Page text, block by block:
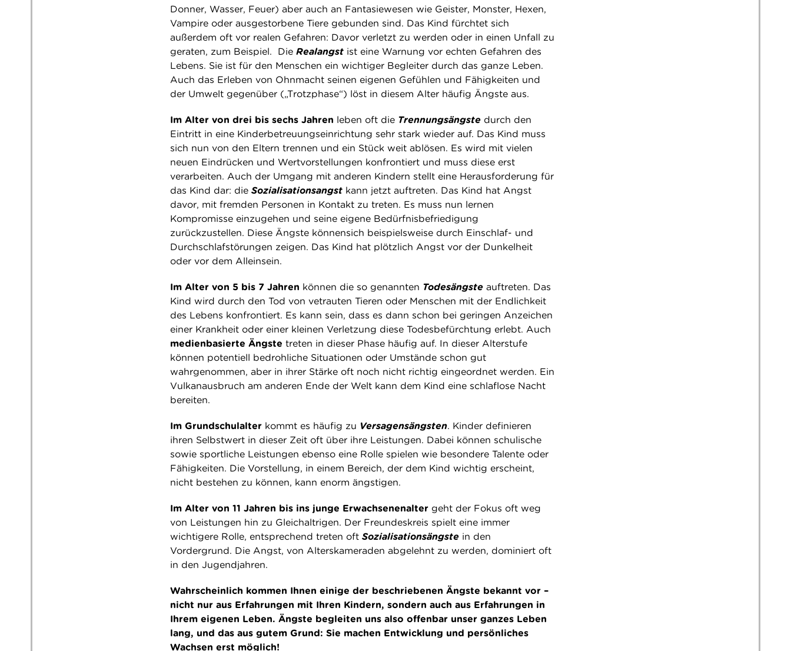
Donner, Wasser, Feuer) aber auch an Fantasiewesen wie Geister, Monster, Hexen,
Vampire oder ausgestorbene Tiere gebunden sind. Das Kind fürchtet sich
außerdem oft vor realen Gefahren: Davor verletzt zu werden oder in einen Unfall zu
geraten, zum Beispiel. Die Realangst ist eine Warnung vor echten Gefahren des
Lebens. Sie ist für den Menschen ein wichtiger Begleiter durch das ganze Leben.
Auch das Erleben von Ohnmacht seinen eigenen Gefühlen und Fähigkeiten und
der Umwelt gegenüber („Trotzphase“) löst in diesem Alter häufig Ängste aus.
Im Alter von drei bis sechs Jahren leben oft die Trennungsängste durch den
Eintritt in eine Kinderbetreuungseinrichtung sehr stark wieder auf. Das Kind muss
sich nun von den Eltern trennen und ein Stück weit ablösen. Es wird mit vielen
neuen Eindrücken und Wertvorstellungen konfrontiert und muss diese erst
verarbeiten. Auch der Umgang mit anderen Kindern stellt eine Herausforderung für
das Kind dar: die Sozialisationsangst kann jetzt auftreten. Das Kind hat Angst
davor, mit fremden Personen in Kontakt zu treten. Es muss nun lernen
Kompromisse einzugehen und seine eigene Bedürfnisbefriedigung
zurückzustellen. Diese Ängste könnensich beispielsweise durch Einschlaf- und
Durchschlafstörungen zeigen. Das Kind hat plötzlich Angst vor der Dunkelheit
oder vor dem Alleinsein.
Im Alter von 5 bis 7 Jahren können die so genannten Todesängste auftreten. Das
Kind wird durch den Tod von vetrauten Tieren oder Menschen mit der Endlichkeit
des Lebens konfrontiert. Es kann sein, dass es dann schon bei geringen Anzeichen
einer Krankheit oder einer kleinen Verletzung diese Todesbefürchtung erlebt. Auch
medienbasierte Ängste treten in dieser Phase häufig auf. In dieser Alterstufe
können potentiell bedrohliche Situationen oder Umstände schon gut
wahrgenommen, aber in ihrer Stärke oft noch nicht richtig eingeordnet werden. Ein
Vulkanausbruch am anderen Ende der Welt kann dem Kind eine schlaflose Nacht
bereiten.
Im Grundschulalter kommt es häufig zu Versagensängsten. Kinder definieren
ihren Selbstwert in dieser Zeit oft über ihre Leistungen. Dabei können schulische
sowie sportliche Leistungen ebenso eine Rolle spielen wie besondere Talente oder
Fähigkeiten. Die Vorstellung, in einem Bereich, der dem Kind wichtig erscheint,
nicht bestehen zu können, kann enorm ängstigen.
Im Alter von 11 Jahren bis ins junge Erwachsenenalter geht der Fokus oft weg
von Leistungen hin zu Gleichaltrigen. Der Freundeskreis spielt eine immer
wichtigere Rolle, entsprechend treten oft Sozialisationsängste in den
Vordergrund. Die Angst, von Alterskameraden abgelehnt zu werden, dominiert oft
in den Jugendjahren.
Wahrscheinlich kommen Ihnen einige der beschriebenen Ängste bekannt vor –
nicht nur aus Erfahrungen mit Ihren Kindern, sondern auch aus Erfahrungen in
Ihrem eigenen Leben. Ängste begleiten uns also offenbar unser ganzes Leben
lang, und das aus gutem Grund: Sie machen Entwicklung und persönliches
Wachsen erst möglich!